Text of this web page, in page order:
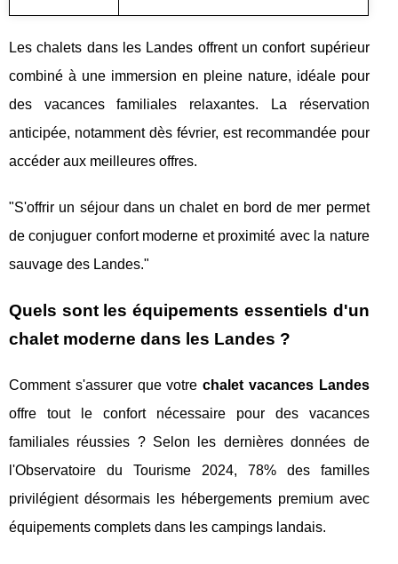
Les chalets dans les Landes offrent un confort supérieur
combiné à une immersion en pleine nature, idéale pour
des vacances familiales relaxantes. La réservation
anticipée, notamment dès février, est recommandée pour
accéder aux meilleures offres.
"S'offrir un séjour dans un chalet en bord de mer permet
de conjuguer confort moderne et proximité avec la nature
sauvage des Landes."
Quels sont les équipements essentiels d'un
chalet moderne dans les Landes ?
Comment s'assurer que votrechalet vacances Landes
offre tout le confort nécessaire pour des vacances
familiales réussies ? Selon les dernières données de
l'Observatoire du Tourisme 2024, 78% des familles
privilégient désormais les hébergements premium avec
équipements complets dans les campings landais.